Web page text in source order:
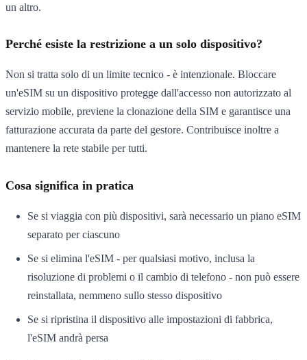
un altro.
Perché esiste la restrizione a un solo dispositivo?
Non si tratta solo di un limite tecnico - è intenzionale. Bloccare
un'eSIM su un dispositivo protegge dall'accesso non autorizzato al
servizio mobile, previene la clonazione della SIM e garantisce una
fatturazione accurata da parte del gestore. Contribuisce inoltre a
mantenere la rete stabile per tutti.
Cosa significa in pratica
Se si viaggia con più dispositivi, sarà necessario un piano eSIM
separato per ciascuno
Se si elimina l'eSIM - per qualsiasi motivo, inclusa la
risoluzione di problemi o il cambio di telefono - non può essere
reinstallata, nemmeno sullo stesso dispositivo
Se si ripristina il dispositivo alle impostazioni di fabbrica,
l'eSIM andrà persa